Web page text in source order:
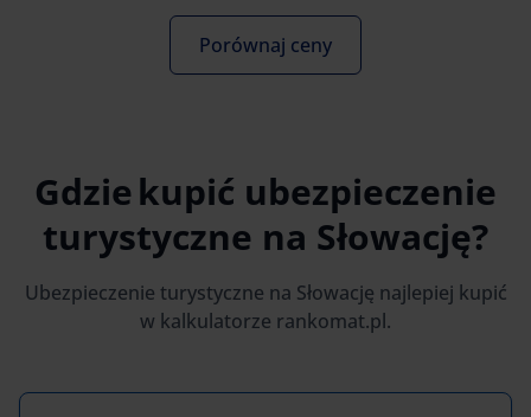
Porównaj ceny
Gdzie kupić ubezpieczenie
turystyczne na Słowację?
Ubezpieczenie turystyczne na Słowację najlepiej kupić
w kalkulatorze rankomat.pl.